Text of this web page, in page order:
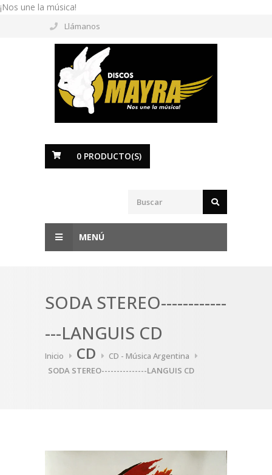
¡Nos une la música!
Llámanos
0 PRODUCTO(S)
MENÚ
SODA STEREO------------
---LANGUIS CD
Inicio CD
CD - Música Argentina
SODA STEREO---------------LANGUIS CD